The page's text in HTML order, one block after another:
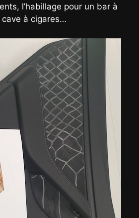
l’habillage pour un bar à
cave à cigares…